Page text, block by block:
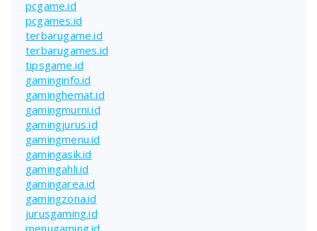
pcgame.id
pcgames.id
terbarugame.id
terbarugames.id
tipsgame.id
gaminginfo.id
gaminghemat.id
gamingmurni.id
gamingjurus.id
gamingmenu.id
gamingasik.id
gamingahli.id
gamingarea.id
gamingzona.id
jurusgaming.id
menugaming.id